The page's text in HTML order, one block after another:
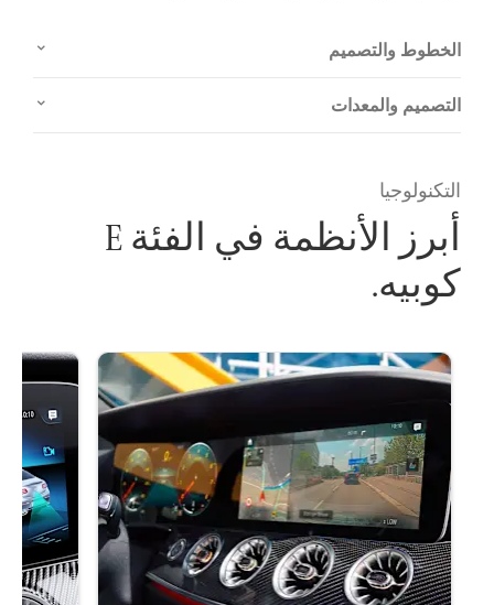
الخطوط والتصميم
التصميم والمعدات
التكنولوجيا
أبرز الأنظمة في الفئة E
كوبيه.